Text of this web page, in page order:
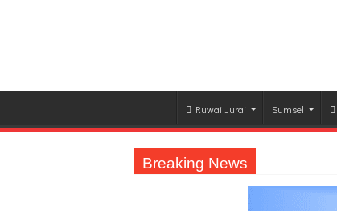
Ruwai Jurai Sumsel
Breaking News
Jasa Raharja Serahkan Santunan